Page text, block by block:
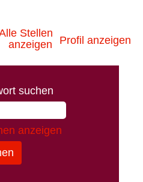
Stellen
anzeigen
Profil anzeigen
suchen
anzeigen